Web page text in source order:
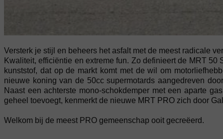
Versterk je stijl en beheers het asfalt met de meest radicale
Kwaliteit, efficiëntie en extreme fun. Zo definieert de MRT
kunststof, dat op de markt komt met de wil om
nieuwe koning van de 50cc supermotards aangedreven
Naast een achterste mono-schokdemper met een aparte
geheel toevoegt, kenmerkt de nieuwe MRT PRO zich door
Welkom bij de meest PRO gemeenschap ooit gecreëerd.